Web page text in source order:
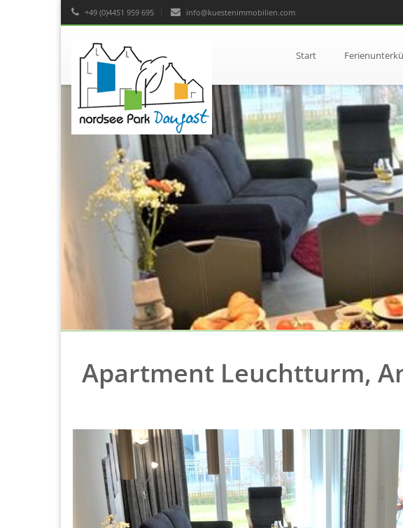
+49 (0)4451 959 695 info@kuestenimmobilien.com
Start
Apartment Leuchtturm,